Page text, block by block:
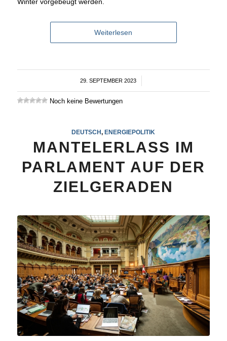
Weiterlesen
29. SEPTEMBER 2023
/
Noch keine Bewertungen
DEUTSCH,ENERGIEPOLITIK
MANTELERLASS IM
PARLAMENT AUF DER
ZIELGERADEN